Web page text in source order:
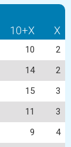
10+X X
10
2
14
2
15
3
11
3
9
4